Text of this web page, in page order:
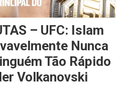
– UFC: Islam
Nunca
Tão Rápido
Volkanovski